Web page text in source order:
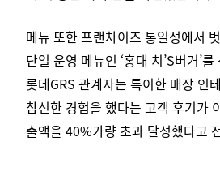
메뉴 또한 프랜차이즈 통일성에서
단일 운영 메뉴인 ‘홍대 치’S버거’
롯데GRS 관계자는 특이한 매장 인
참신한 경험을 했다는 고객 후기가
출액을 40%가량 초과 달성했다고